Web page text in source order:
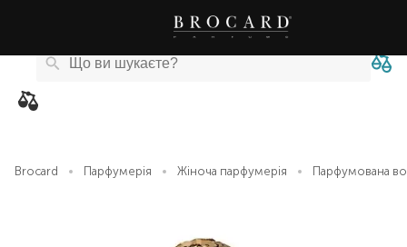
Brocard Парфумерія Жіноча парфумерія Парфумована